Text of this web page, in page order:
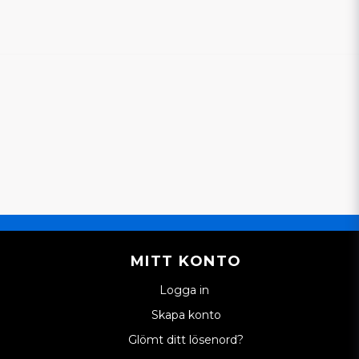
MITT KONTO
Logga in
Skapa konto
Glömt ditt lösenord?